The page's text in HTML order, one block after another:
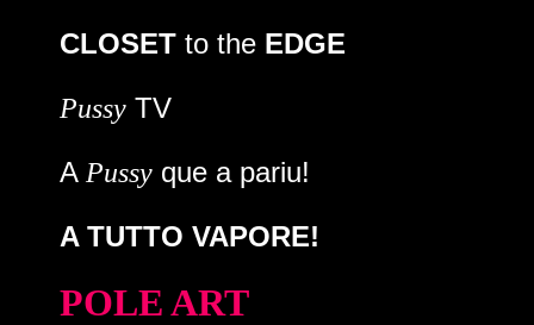
CLOSET to the EDGE
Pussy TV
A Pussy que a pariu!
A TUTTO VAPORE!
POLE ART